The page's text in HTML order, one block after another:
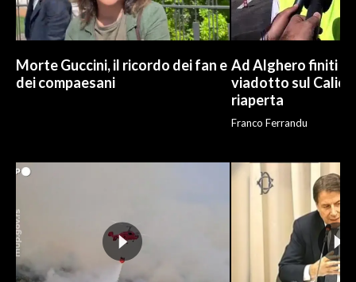
Morte Guccini, il ricordo dei fan e
dei compaesani
Ad Alghero finiti i
viadotto sul
riaperta
Franco Ferrandu